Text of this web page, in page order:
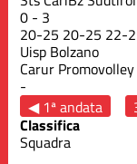
0 - 3
20-25 20-25 22-
Uisp Bolzano
Carur Promovolley
-
◀ 1ª andata
Classifica
Squadra